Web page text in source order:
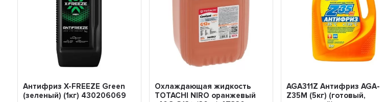
Антифриз X-FREEZE Green
(зеленый) (1кг) 430206069
Охлаждающая жидкость
TOTACHI NIRO оранжевый
AGA311Z Антифриз AGA-
Z35M (5кг) (готовый,